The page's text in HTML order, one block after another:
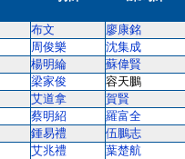
布文 廖康銘
周俊樂 沈集成
楊明綸 蘇偉賢
梁家俊 容天鵬
艾道拿 賀賢
蔡明紹 羅富全
鍾易禮 伍鵬志
艾兆禮 葉楚航